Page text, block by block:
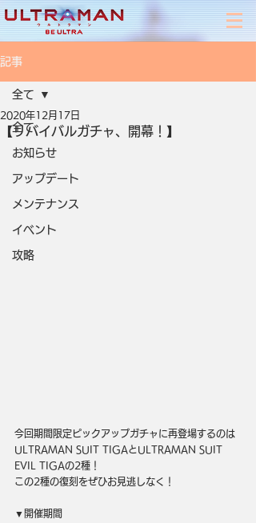
記事
全て
お知らせ
アップデート
メンテナンス
イベント
攻略
全て
【リバイバルガチャ、開幕！】
2020年12月17日
今回期間限定ピックアップガチャに再登場するのは
ULTRAMAN SUIT TIGAとULTRAMAN SUIT
EVIL TIGAの2種！
この2種の復刻をぜひお見逃しなく！
▼開催期間